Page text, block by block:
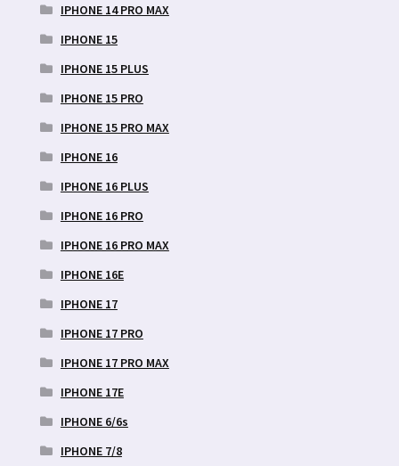
IPHONE 14 PRO MAX
IPHONE 15
IPHONE 15 PLUS
IPHONE 15 PRO
IPHONE 15 PRO MAX
IPHONE 16
IPHONE 16 PLUS
IPHONE 16 PRO
IPHONE 16 PRO MAX
IPHONE 16E
IPHONE 17
IPHONE 17 PRO
IPHONE 17 PRO MAX
IPHONE 17E
IPHONE 6/6s
IPHONE 7/8